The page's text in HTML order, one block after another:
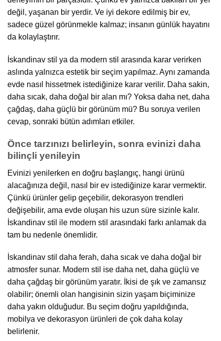
değil, yaşanan bir yerdir. Ve iyi dekore edilmiş bir ev,
sadece güzel görünmekle kalmaz; insanın günlük hayatını
da kolaylaştırır.
İskandinav stil ya da modern stil arasında karar verirken
aslında yalnızca estetik bir seçim yapılmaz. Aynı zamanda
evde nasıl hissetmek istediğinize karar verilir. Daha sakin,
daha sıcak, daha doğal bir alan mı? Yoksa daha net, daha
çağdaş, daha güçlü bir görünüm mü? Bu soruya verilen
cevap, sonraki bütün adımları etkiler.
Önce tarzınızı belirleyin, sonra evinizi daha
bilinçli yenileyin
Evinizi yenilerken en doğru başlangıç, hangi ürünü
alacağınıza değil, nasıl bir ev istediğinize karar vermektir.
Çünkü ürünler gelip geçebilir, dekorasyon trendleri
değişebilir, ama evde oluşan his uzun süre sizinle kalır.
İskandinav stil ile modern stil arasındaki farkı anlamak da
tam bu nedenle önemlidir.
İskandinav stil daha ferah, daha sıcak ve daha doğal bir
atmosfer sunar. Modern stil ise daha net, daha güçlü ve
daha çağdaş bir görünüm yaratır. İkisi de şık ve zamansız
olabilir; önemli olan hangisinin sizin yaşam biçiminize
daha yakın olduğudur. Bu seçim doğru yapıldığında,
mobilya ve dekorasyon ürünleri de çok daha kolay
belirlenir.